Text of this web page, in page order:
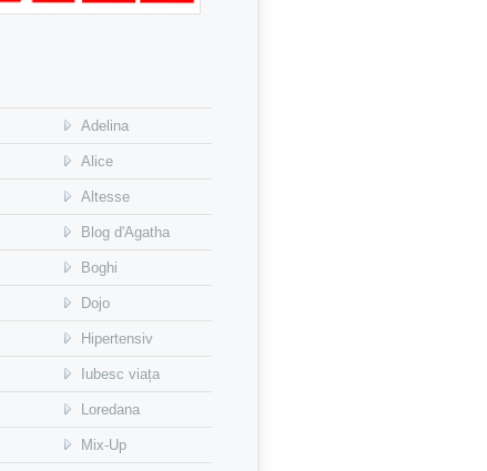
Adelina
Alice
Altesse
Blog d'Agatha
Boghi
Dojo
Hipertensiv
Iubesc viața
Loredana
Mix-Up